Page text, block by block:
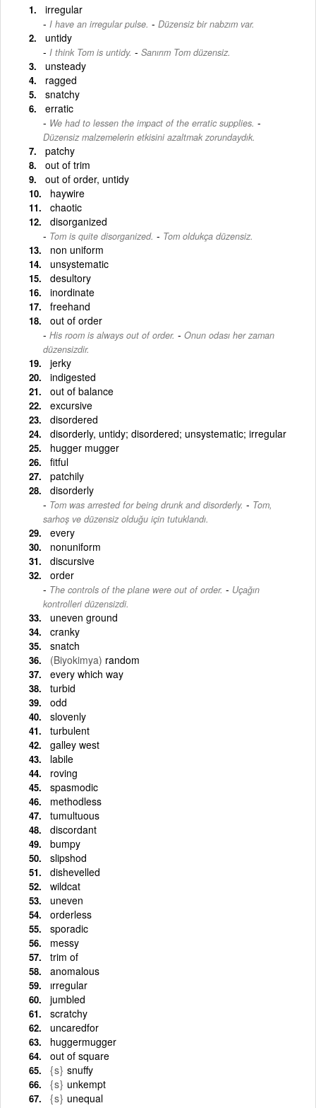
irregular
I have an irregular pulse. - Düzensiz bir nabzım var.
untidy
I think Tom is untidy. - Sanırım Tom düzensiz.
unsteady
ragged
snatchy
erratic
We had to lessen the impact of the erratic supplies. -
Düzensiz malzemelerin etkisini azaltmak zorundaydık.
patchy
out of trim
out of order, untidy
haywire
chaotic
disorganized
Tom is quite disorganized. - Tom oldukça düzensiz.
non uniform
unsystematic
desultory
inordinate
freehand
out of order
His room is always out of order. - Onun odası her zaman
düzensizdir.
jerky
indigested
out of balance
excursive
disordered
disorderly, untidy; disordered; unsystematic; irregular
hugger mugger
fitful
patchily
disorderly
Tom was arrested for being drunk and disorderly. - Tom,
sarhoş ve düzensiz olduğu için tutuklandı.
every
nonuniform
discursive
order
The controls of the plane were out of order. - Uçağın
kontrolleri düzensizdi.
uneven ground
cranky
snatch
(Biyokimya) random
every which way
turbid
odd
slovenly
turbulent
galley west
labile
roving
spasmodic
methodless
tumultuous
discordant
bumpy
slipshod
dishevelled
wildcat
uneven
orderless
sporadic
messy
trim of
anomalous
ırregular
jumbled
scratchy
uncaredfor
huggermugger
out of square
{s} snuffy
{s} unkempt
{s} unequal